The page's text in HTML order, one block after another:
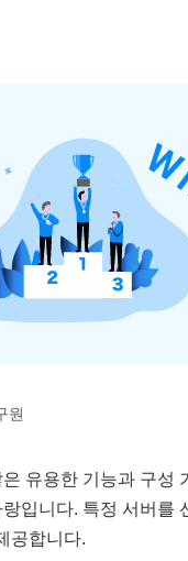
원
유용한 기능과 구성
입니다. 특정 서버
공합니다.